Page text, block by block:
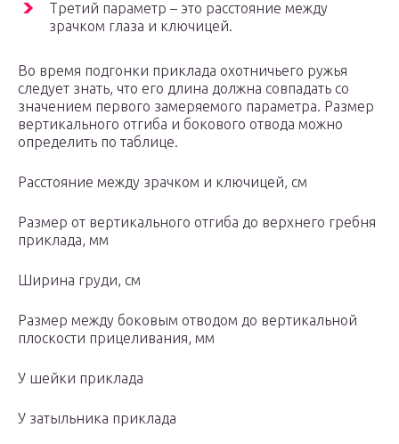
Третий параметр – это расстояние между
зрачком глаза и ключицей.
Во время подгонки приклада охотничьего ружья
следует знать, что его длина должна совпадать со
значением первого замеряемого параметра. Размер
вертикального отгиба и бокового отвода можно
определить по таблице.
Расстояние между зрачком и ключицей, см
Размер от вертикального отгиба до верхнего гребня
приклада, мм
Ширина груди, см
Размер между боковым отводом до вертикальной
плоскости прицеливания, мм
У шейки приклада
У затыльника приклада